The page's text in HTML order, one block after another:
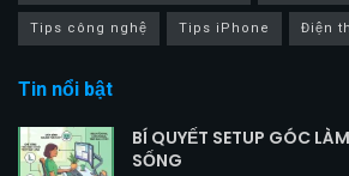
Tips công nghệ
Tips iPhone Điện
Tin nổi bật
BÍ QUYẾT SETUP GÓC
SỐNG